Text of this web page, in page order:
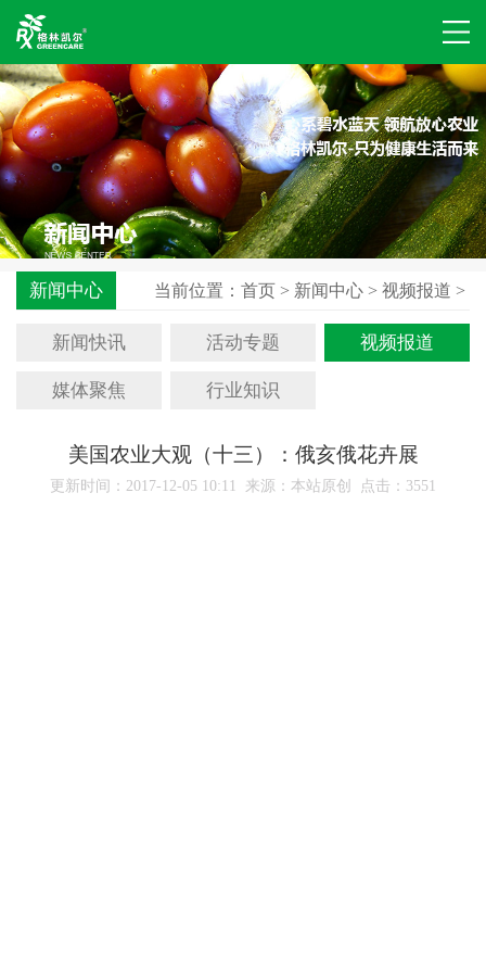
新闻中心 当前位置：首页 > 新闻中心 >视频报道 >
新闻快讯 活动专题 视频报道
媒体聚焦 行业知识
美国农业大观（十三）：俄亥俄花卉展
更新时间：2017-12-05 10:11 来源：本站原创 点击： 3551